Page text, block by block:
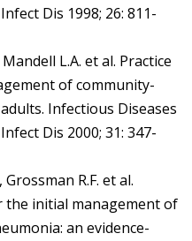
Dis 1998; 26: 811-
L.A. et al. Practice
of community-
Infectious Diseases
Dis 2000; 31: 347-
R.F. et al.
the initial management of
an evidence-